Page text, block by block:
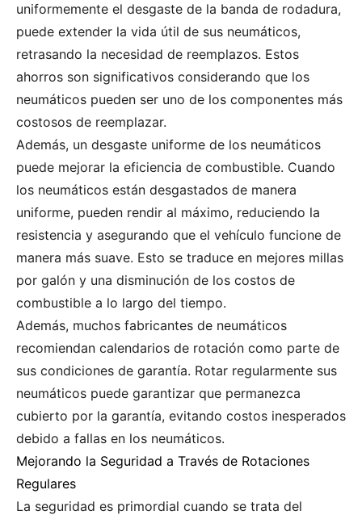
uniformemente el desgaste de la banda de rodadura,
puede extender la vida útil de sus neumáticos,
retrasando la necesidad de reemplazos. Estos
ahorros son significativos considerando que los
neumáticos pueden ser uno de los componentes más
costosos de reemplazar.
Además, un desgaste uniforme de los neumáticos
puede mejorar la eficiencia de combustible. Cuando
los neumáticos están desgastados de manera
uniforme, pueden rendir al máximo, reduciendo la
resistencia y asegurando que el vehículo funcione de
manera más suave. Esto se traduce en mejores millas
por galón y una disminución de los costos de
combustible a lo largo del tiempo.
Además, muchos fabricantes de neumáticos
recomiendan calendarios de rotación como parte de
sus condiciones de garantía. Rotar regularmente sus
neumáticos puede garantizar que permanezca
cubierto por la garantía, evitando costos inesperados
debido a fallas en los neumáticos.
Mejorando la Seguridad a Través de Rotaciones
Regulares
La seguridad es primordial cuando se trata del